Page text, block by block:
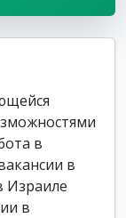
в
в
Израиле
в